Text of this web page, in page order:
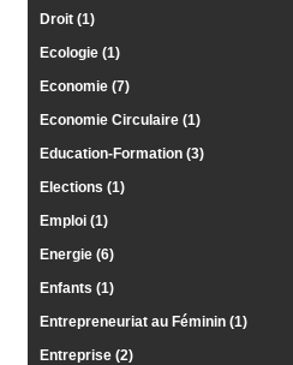
Droit (1)
Ecologie (1)
Economie (7)
Economie Circulaire (1)
Education-Formation (3)
Elections (1)
Emploi (1)
Energie (6)
Enfants (1)
Entrepreneuriat au Féminin (1)
Entreprise (2)